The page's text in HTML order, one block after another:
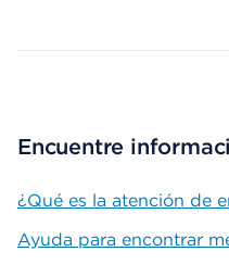
Encuentre
¿Qué es la atención de
Ayuda para encontrar